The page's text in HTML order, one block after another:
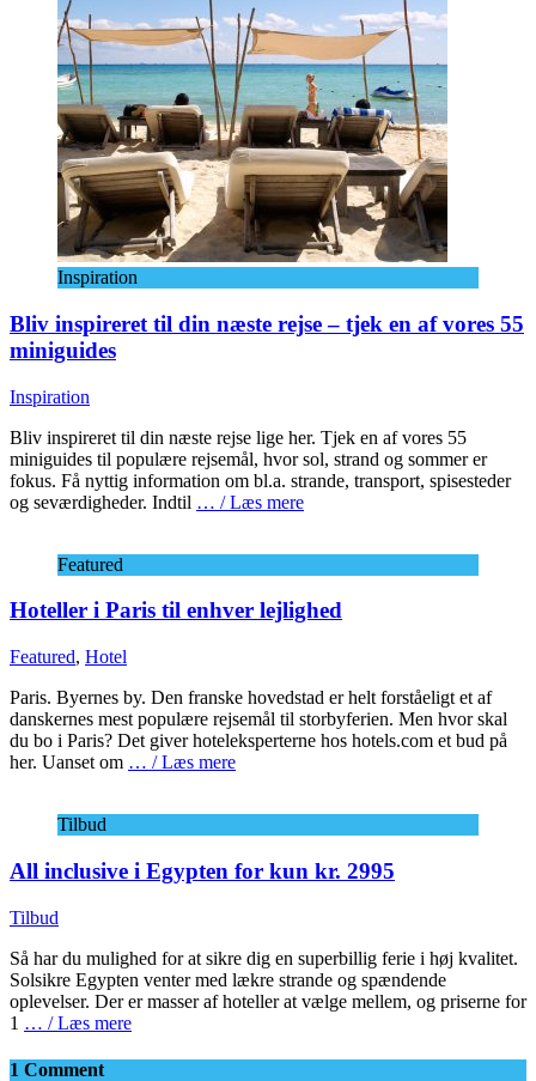
Inspiration
Bliv inspireret til din næste rejse – tjek en af vores 55
miniguides
Inspiration
Bliv inspireret til din næste rejse lige her. Tjek en af vores 55
miniguides til populære rejsemål, hvor sol, strand og sommer er
fokus. Få nyttig information om bl.a. strande, transport, spisesteder
og seværdigheder. Indtil … / Læs mere
Featured
Hoteller i Paris til enhver lejlighed
Featured, Hotel
Paris. Byernes by. Den franske hovedstad er helt forståeligt et af
danskernes mest populære rejsemål til storbyferien. Men hvor skal
du bo i Paris? Det giver hoteleksperterne hos hotels.com et bud på
her. Uanset om … / Læs mere
Tilbud
All inclusive i Egypten for kun kr. 2995
Tilbud
Så har du mulighed for at sikre dig en superbillig ferie i høj kvalitet.
Solsikre Egypten venter med lækre strande og spændende
oplevelser. Der er masser af hoteller at vælge mellem, og priserne for
1 … / Læs mere
1 Comment